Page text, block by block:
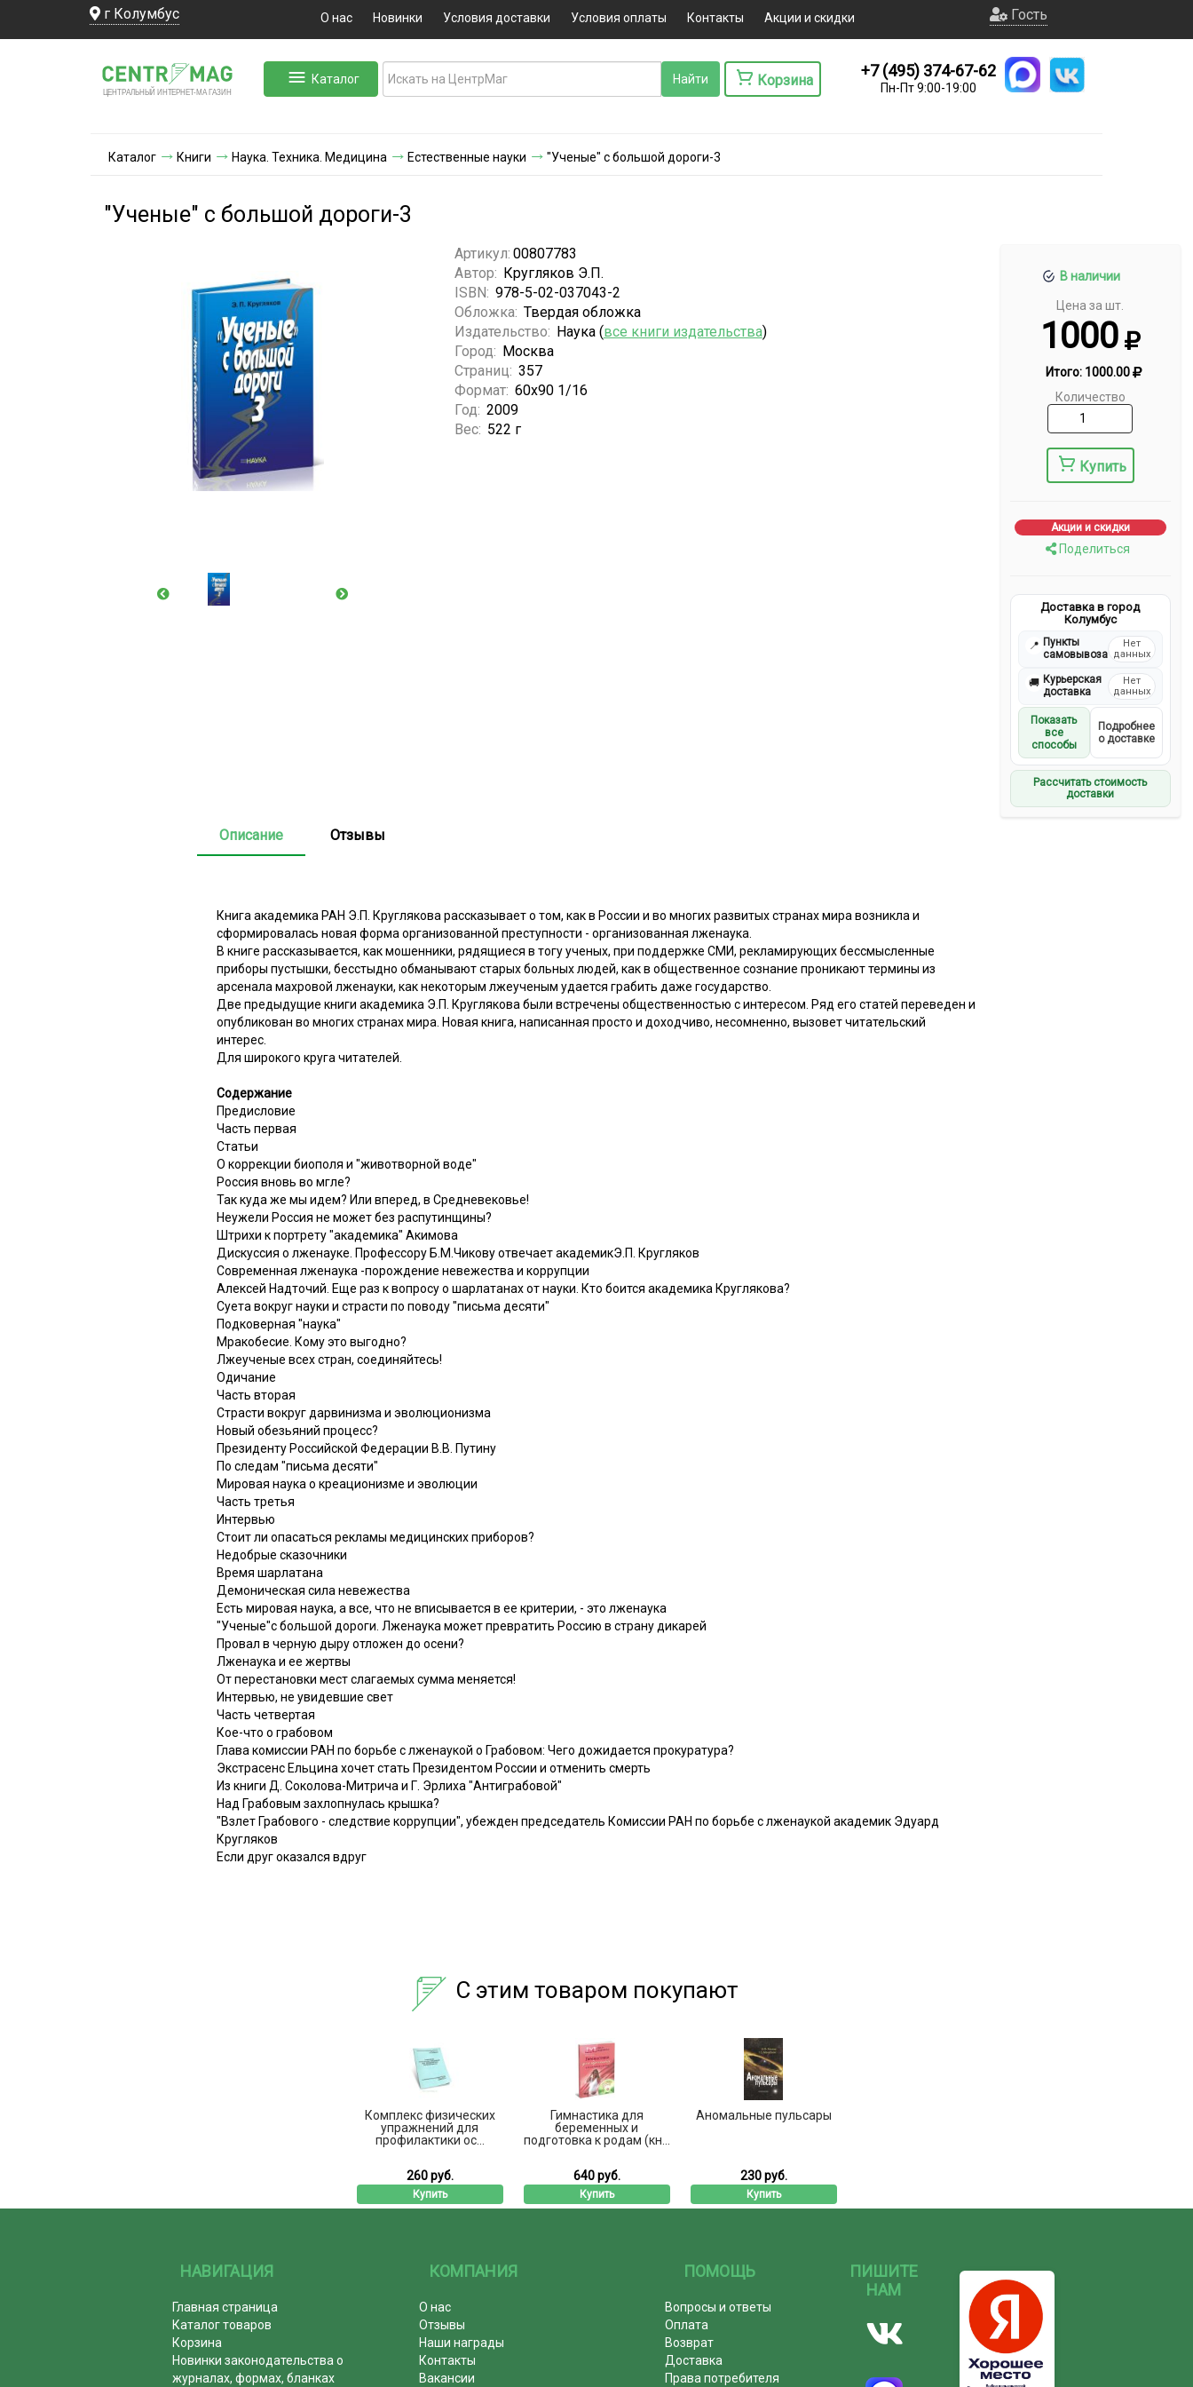
г Колумбус О нас Новинки Условия доставки Условия оплаты Контакты Акции и скидки Гость
ЦЕНТРАЛЬНЫЙ ИНТЕРНЕТ-МА ГАЗИН
Каталог Корзина
+7 (495) 374-67-62
Пн-Пт 9:00-19:00
Каталог Книги Наука. Техника. Медицина Естественные науки "Ученые" с большой дороги-3
"Ученые" с большой дороги-3
В наличии
Цена за шт.
1000
Итого: 1000.00
Количество
Купить
Акции и скидки
Поделиться
Доставка в город
Колумбус
📍 Пункты
самовывоза
Нет
данных
🚚 Курьерская
доставка
Нет
данных
Показать
все
способы
Подробнее
о доставке
Рассчитать стоимость
доставки
Артикул: 00807783
Автор: Кругляков Э.П.
ISBN: 978-5-02-037043-2
Обложка: Твердая обложка
Издательство: Наука (все книги издательства)
Город: Москва
Страниц: 357
Формат: 60х90 1/16
Год: 2009
Вес: 522 г
Описание Отзывы
Книга академика РАН Э.П. Круглякова рассказывает о том, как в России и во многих развитых странах мира возникла и
сформировалась новая форма организованной преступности - организованная лженаука.
В книге рассказывается, как мошенники, рядящиеся в тогу ученых, при поддержке СМИ, рекламирующих бессмысленные
приборы пустышки, бесстыдно обманывают старых больных людей, как в общественное сознание проникают термины из
арсенала махровой лженауки, как некоторым лжеученым удается грабить даже государство.
Две предыдущие книги академика Э.П. Круглякова были встречены общественностью с интересом. Ряд его статей переведен и
опубликован во многих странах мира. Новая книга, написанная просто и доходчиво, несомненно, вызовет читательский
интерес.
Для широкого круга читателей.
Содержание
Предисловие
Часть первая
Статьи
О коррекции биополя и "животворной воде"
Россия вновь во мгле?
Так куда же мы идем? Или вперед, в Средневековье!
Неужели Россия не может без распутинщины?
Штрихи к портрету "академика" Акимова
Дискуссия о лженауке. Профессору Б.М.Чикову отвечает академикЭ.П. Кругляков
Современная лженаука -порождение невежества и коррупции
Алексей Надточий. Еще раз к вопросу о шарлатанах от науки. Кто боится академика Круглякова?
Суета вокруг науки и страсти по поводу "письма десяти"
Подковерная "наука"
Мракобесие. Кому это выгодно?
Лжеученые всех стран, соединяйтесь!
Одичание
Часть вторая
Страсти вокруг дарвинизма и эволюционизма
Новый обезьяний процесс?
Президенту Российской Федерации В.В. Путину
По следам "письма десяти"
Мировая наука о креационизме и эволюции
Часть третья
Интервью
Стоит ли опасаться рекламы медицинских приборов?
Недобрые сказочники
Время шарлатана
Демоническая сила невежества
Есть мировая наука, а все, что не вписывается в ее критерии, - это лженаука
"Ученые"с большой дороги. Лженаука может превратить Россию в страну дикарей
Провал в черную дыру отложен до осени?
Лженаука и ее жертвы
От перестановки мест слагаемых сумма меняется!
Интервью, не увидевшие свет
Часть четвертая
Кое-что о грабовом
Глава комиссии РАН по борьбе с лженаукой о Грабовом: Чего дожидается прокуратура?
Экстрасенс Ельцина хочет стать Президентом России и отменить смерть
Из книги Д. Соколова-Митрича и Г. Эрлиха "Антиграбовой"
Над Грабовым захлопнулась крышка?
"Взлет Грабового - следствие коррупции", убежден председатель Комиссии РАН по борьбе с лженаукой академик Эдуард
Кругляков
Если друг оказался вдруг
С этим товаром покупают
Комплекс физических
упражнений для
профилактики ос...
260 руб.
Купить
Гимнастика для
беременных и
подготовка к родам (кн...
640 руб.
Купить
Аномальные пульсары
230 руб.
Купить
НАВИГАЦИЯ
Главная страница
Каталог товаров
Корзина
Новинки законодательства о
журналах, формах, бланках
КОМПАНИЯ
О нас
Отзывы
Наши награды
Контакты
Вакансии
ПОМОЩЬ
Вопросы и ответы
Оплата
Возврат
Доставка
Права потребителя
ПИШИТЕ
НАМ